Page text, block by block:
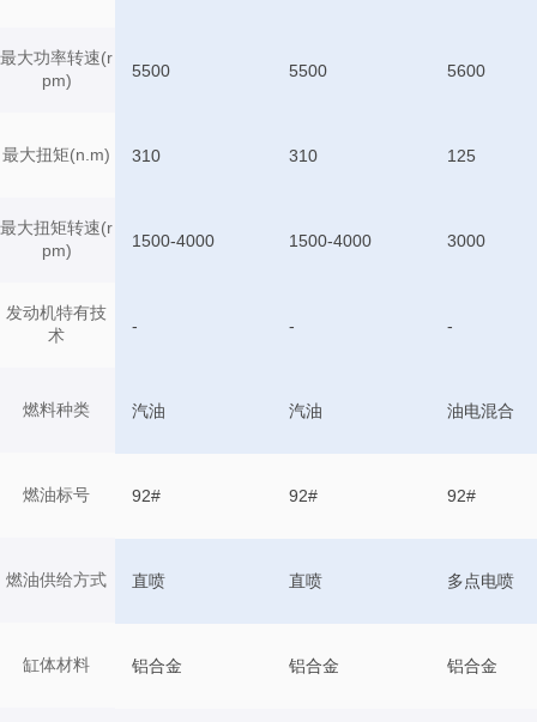
最大功率转速(r
pm)
最大扭矩(n.m)
最大扭矩转速(r
pm)
发动机特有技
术
燃料种类
燃油标号
燃油供给方式
缸体材料
5500 5500 5600
310 310 125
1500-4000 1500-4000 3000
- - -
汽油 汽油 油电混合
92# 92# 92#
直喷 直喷 多点电喷
铝合金 铝合金 铝合金